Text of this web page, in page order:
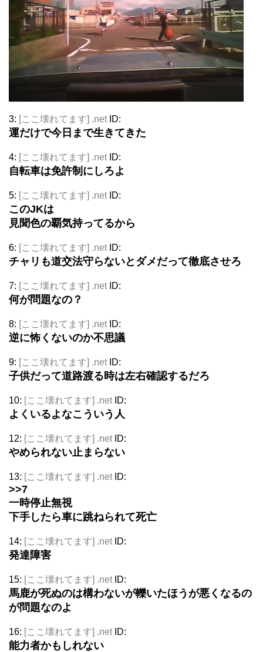
3: [ここ壊れてます] .net ID:
運だけで今日まで生きてきた
4: [ここ壊れてます] .net ID:
自転車は免許制にしろよ
5: [ここ壊れてます] .net ID:
このJKは
見聞色の覇気持ってるから
6: [ここ壊れてます] .net ID:
チャリも道交法守らないとダメだって徹底させろ
7: [ここ壊れてます] .net ID:
何が問題なの？
8: [ここ壊れてます] .net ID:
逆に怖くないのか不思議
9: [ここ壊れてます] .net ID:
子供だって道路渡る時は左右確認するだろ
10: [ここ壊れてます] .net ID:
よくいるよなこういう人
12: [ここ壊れてます] .net ID:
やめられない止まらない
13: [ここ壊れてます] .net ID:
>>7
一時停止無視
下手したら車に跳ねられて死亡
14: [ここ壊れてます] .net ID:
発達障害
15: [ここ壊れてます] .net ID:
馬鹿が死ぬのは構わないが轢いたほうが悪くなるの
が問題なのよ
16: [ここ壊れてます] .net ID:
能力者かもしれない